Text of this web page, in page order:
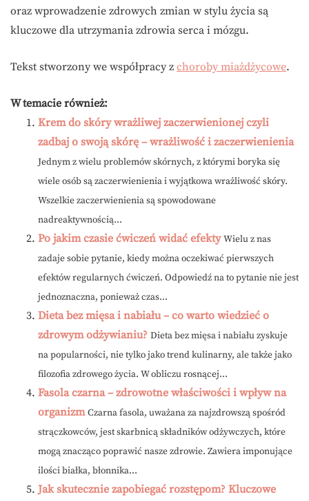
oraz wprowadzenie zdrowych zmian w stylu życia są
kluczowe dla utrzymania zdrowia serca i mózgu.
Tekst stworzony we współpracy z choroby miażdżycowe.
W temacie również:
Krem do skóry wrażliwej zaczerwienionej czyli
zadbaj o swoją skórę – wrażliwość i zaczerwienienia
Jednym z wielu problemów skórnych, z którymi boryka się
wiele osób są zaczerwienienia i wyjątkowa wrażliwość skóry.
Wszelkie zaczerwienienia są spowodowane
nadreaktywnością...
Po jakim czasie ćwiczeń widać efekty Wielu z nas
zadaje sobie pytanie, kiedy można oczekiwać pierwszych
efektów regularnych ćwiczeń. Odpowiedź na to pytanie nie jest
jednoznaczna, ponieważ czas...
Dieta bez mięsa i nabiału – co warto wiedzieć o
zdrowym odżywianiu? Dieta bez mięsa i nabiału zyskuje
na popularności, nie tylko jako trend kulinarny, ale także jako
filozofia zdrowego życia. W obliczu rosnącej...
Fasola czarna – zdrowotne właściwości i wpływ na
organizm Czarna fasola, uważana za najzdrowszą spośród
strączkowców, jest skarbnicą składników odżywczych, które
mogą znacząco poprawić nasze zdrowie. Zawiera imponujące
ilości białka, błonnika...
Jak skutecznie zapobiegać rozstępom? Kluczowe